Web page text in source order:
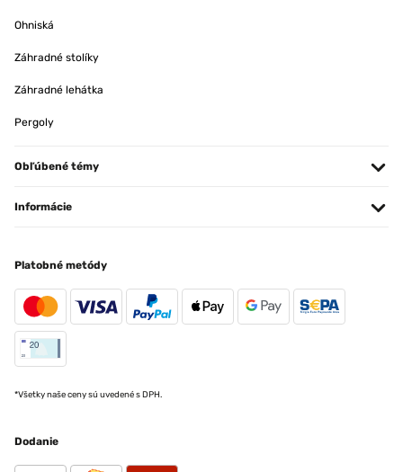
Ohniská
Záhradné stolíky
Záhradné lehátka
Pergoly
Obľúbené témy
Informácie
Platobné metódy
*Všetky naše ceny sú uvedené s DPH.
Dodanie